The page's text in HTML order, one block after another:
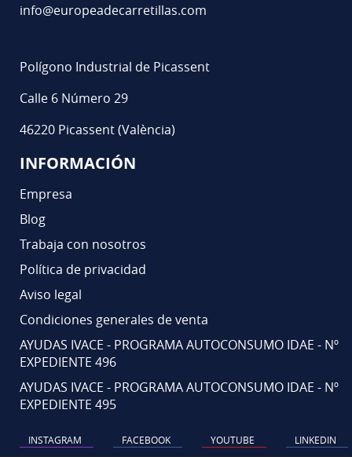
info@europeadecarretillas.com
Polígono Industrial de Picassent
Calle 6 Número 29
46220 Picassent (València)
INFORMACIÓN
Empresa
Blog
Trabaja con nosotros
Política de privacidad
Aviso legal
Condiciones generales de venta
AYUDAS IVACE - PROGRAMA AUTOCONSUMO IDAE - Nº
EXPEDIENTE 496
AYUDAS IVACE - PROGRAMA AUTOCONSUMO IDAE - Nº
EXPEDIENTE 495
INSTAGRAM FACEBOOK YOUTUBE LINKEDIN